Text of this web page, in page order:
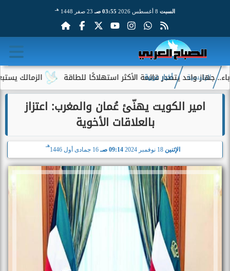
السبت 03:55 صـ 23 صفر 1448 هـ
الزمالك يستبعد 4 لاعبين شباب من حساباته في الموسم الجديد يتصدر قائمة الأكثر استهلاكًا للطاقة
الرئيسية أخبار عربية
امير الكويت يهنّئ عُمان والمغرب: اعتزاز
بالعلاقات الأخوية
الإثنين 09:14 صـ 16 جمادى أول 1446
هـ